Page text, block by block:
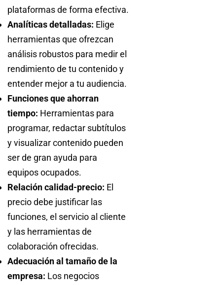
plataformas de forma efectiva.
Analíticas detalladas: Elige
herramientas que ofrezcan
análisis robustos para medir el
rendimiento de tu contenido y
entender mejor a tu audiencia.
Funciones que ahorran
tiempo: Herramientas para
programar, redactar subtítulos
y visualizar contenido pueden
ser de gran ayuda para
equipos ocupados.
Relación calidad-precio: El
precio debe justificar las
funciones, el servicio al cliente
y las herramientas de
colaboración ofrecidas.
Adecuación al tamaño de la
empresa: Los negocios